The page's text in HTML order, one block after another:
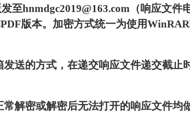
至hnmdgc2019@163.com（响应文件
版本。加密方式统一为使用
送的方式，在递交响应文件递交截止
解密或解密后无法打开的响应文件均